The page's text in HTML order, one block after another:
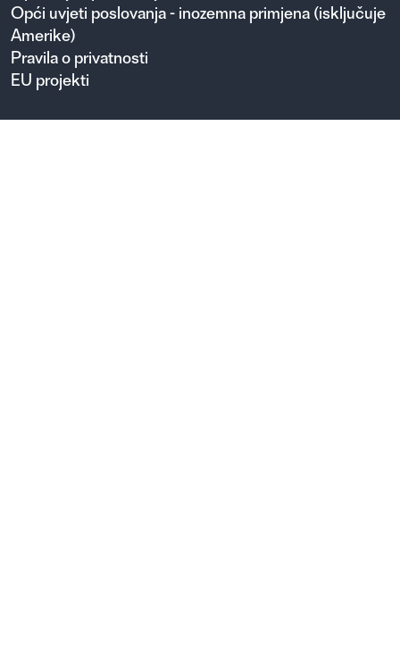
Opći uvjeti poslovanja - inozemna primjena (isključuje
Amerike)
Pravila o privatnosti
EU projekti